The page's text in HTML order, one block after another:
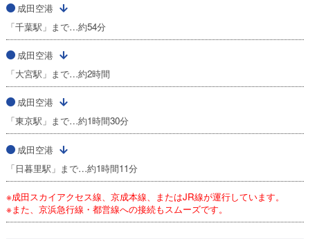
成田空港
「千葉駅」まで…約54分
成田空港
「大宮駅」まで…約2時間
成田空港
「東京駅」まで…約1時間30分
成田空港
「日暮里駅」まで…約1時間11分
※成田スカイアクセス線、京成本線、またはJR線が運行しています。
※また、京浜急行線・都営線への接続もスムーズです。